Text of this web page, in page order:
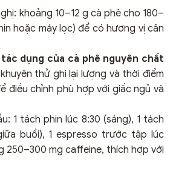
khoảng 10–12 g cà phê cho 180–
hoặc máy lọc) để có hương vị cân
tác dụng của cà phê nguyên chất
thử ghi lại lượng và thời điểm
điều chỉnh phù hợp với giấc ngủ và
1 tách phin lúc 8:30 (sáng), 1 tách
buổi), 1 espresso trước tập lúc
250–300 mg caffeine, thích hợp với